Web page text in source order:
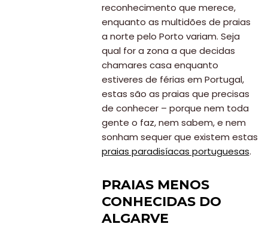
reconhecimento que merece,
enquanto as multidões de praias
a norte pelo Porto variam. Seja
qual for a zona a que decidas
chamares casa enquanto
estiveres de férias em Portugal,
estas são as praias que precisas
de conhecer – porque nem toda
gente o faz, nem sabem, e nem
sonham sequer que existem estas
praias paradisíacas portuguesas.
PRAIAS MENOS
CONHECIDAS DO
ALGARVE